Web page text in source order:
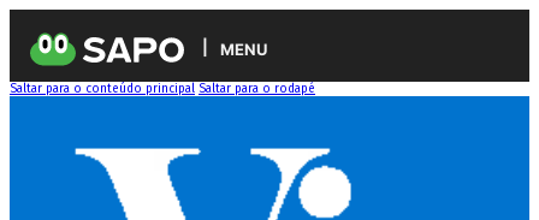
MENU
Saltar para o conteúdo principal Saltar para o rodapé